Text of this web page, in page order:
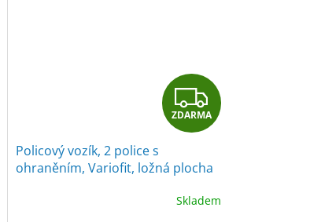
Z
D
A
R
ZDARMA
Policový vozík, 2 police s
ohraněním, Variofit, ložná plocha
Skladem